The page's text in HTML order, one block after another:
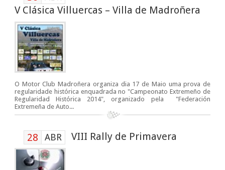
V Clásica Villuercas – Villa de Madroñera
O Motor Club Madroñera organiza dia 17 de Maio uma prova de
regularidade histórica enquadrada no "Campeonato Extremeño de
Regularidad Histórica 2014", organizado pela "Federación
Extremeña de Auto...
28 ABR VIII Rally de Primavera